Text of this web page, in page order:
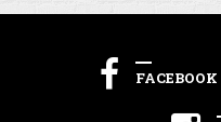
FACEBOOK